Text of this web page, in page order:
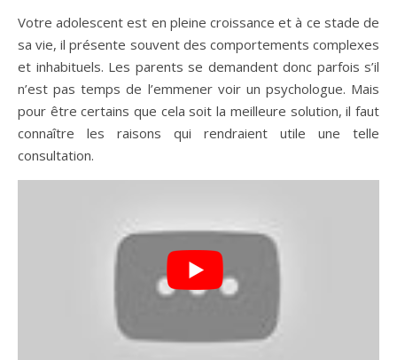
Votre adolescent est en pleine croissance et à ce stade de
sa vie, il présente souvent des comportements complexes
et inhabituels. Les parents se demandent donc parfois s’il
n’est pas temps de l’emmener voir un psychologue. Mais
pour être certains que cela soit la meilleure solution, il faut
connaître les raisons qui rendraient utile une telle
consultation.